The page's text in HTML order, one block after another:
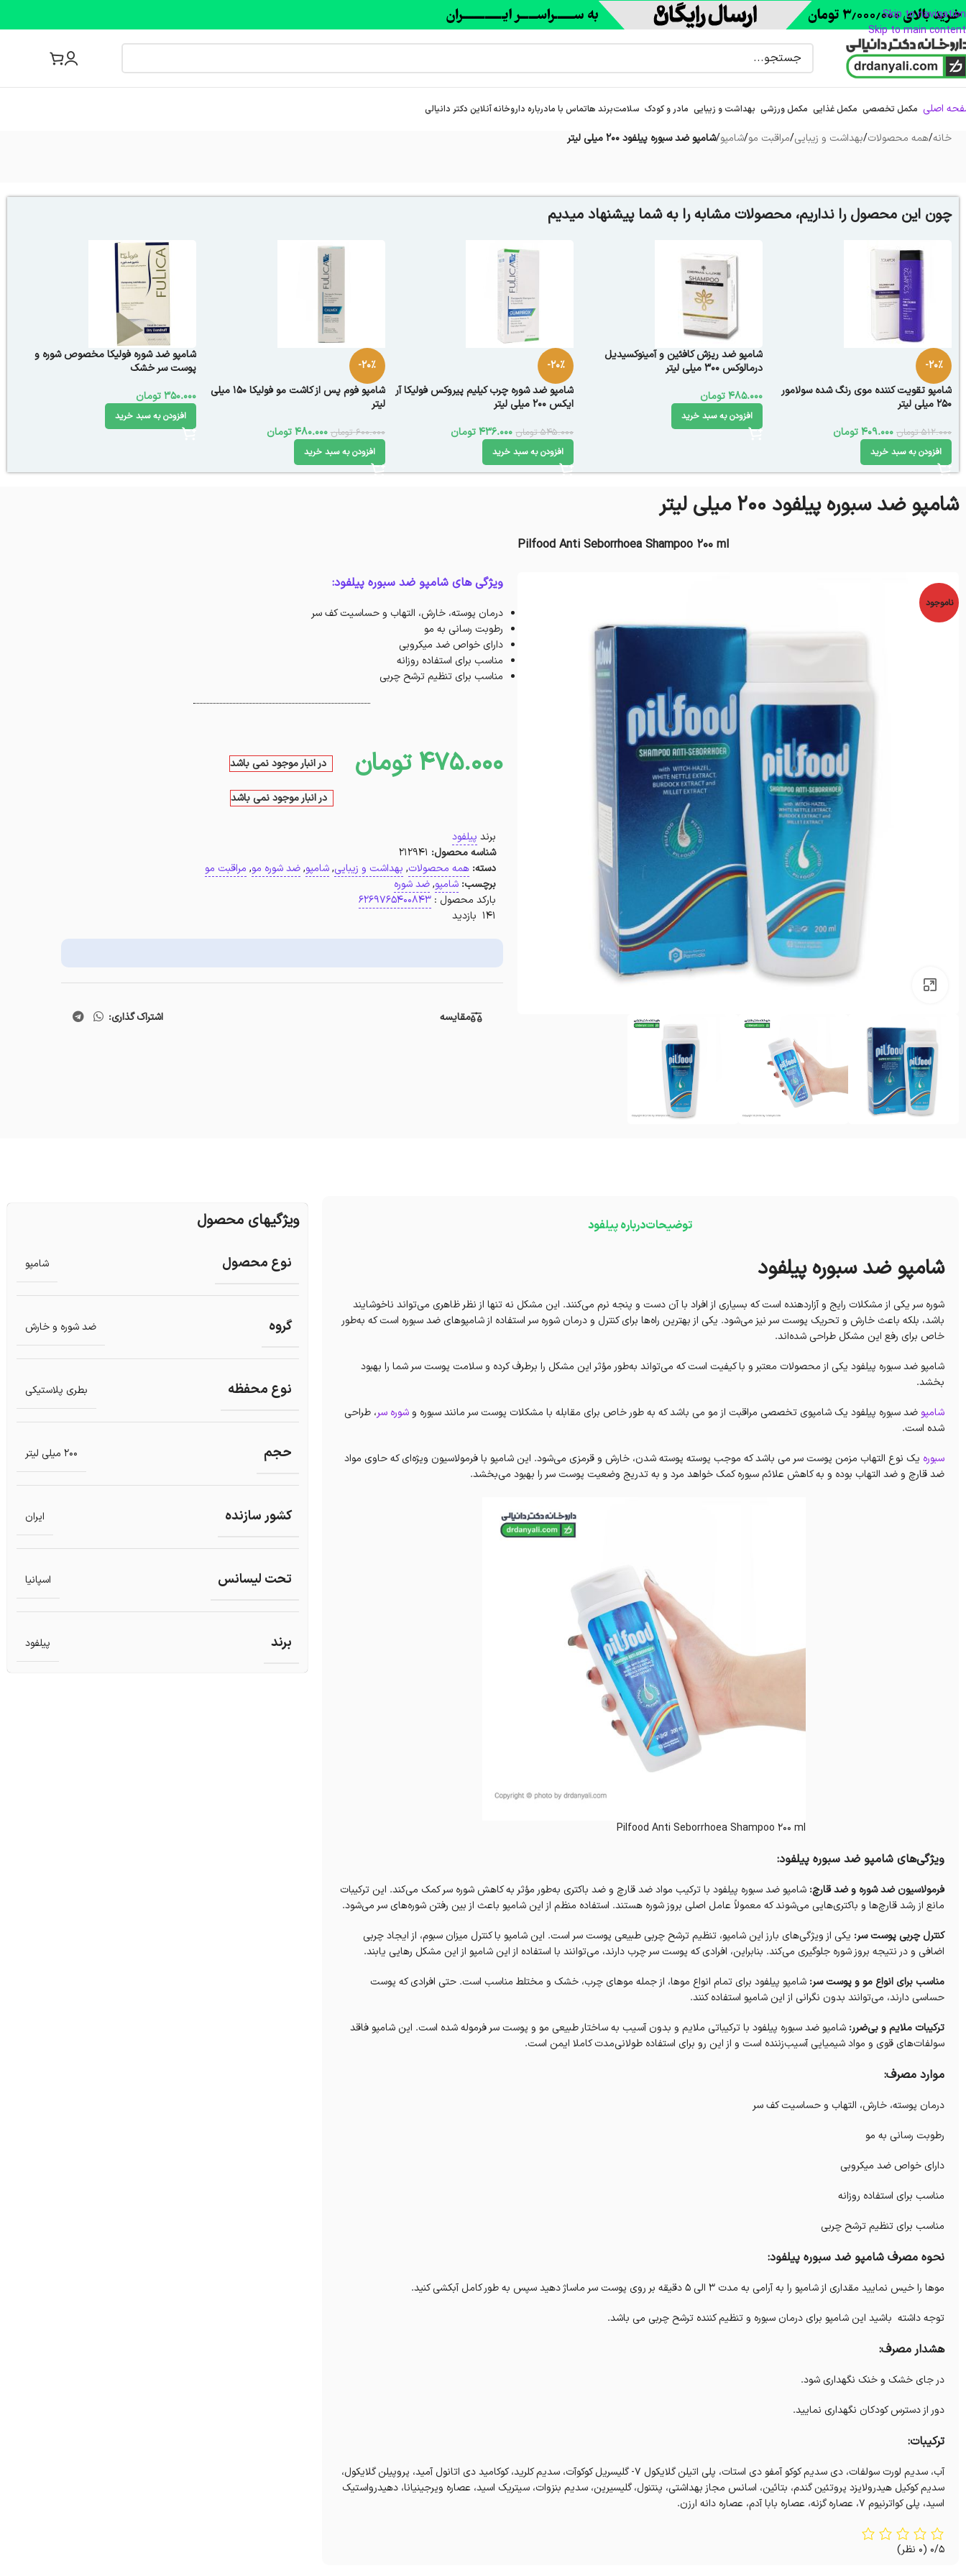
Skip to navigation
Skip to main content
اصلی مکمل تخصصی مکمل غذایی مکمل ورزشی بهداشت و زیبایی مادر و کودک سلامتبرند هاتماس با مادرباره‌ داروخانه آنلاین دکتر دانیالی
خانه/همه محصولات/بهداشت و زیبایی/مراقبت مو/شامپو/شامپو ضد سبوره پیلفود 200 میلی لیتر
چون این محصول را نداریم، محصولات مشابه را به شما پیشنهاد میدیم
-20%
شامپو تقویت کننده موی رنگ شده سولامور
250 میلی لیتر
512.000 تومان 409.000تومان
افزودن به سبد خرید
شامپو ضد ریزش کافئین و آمینوکسیدیل
درمالوکس 300 میلی‌ لیتر
485.000 تومان
افزودن به سبد خرید
-20%
شامپو ضد شوره چرب کیلیم پیروکس فولیکا آر
ایکس 200 میلی لیتر
545.000 تومان 436.000 تومان
افزودن به سبد خرید
-20%
شامپو فوم پس از کاشت مو فولیکا 150 میلی
لیتر
600.000 تومان 480.000 تومان
افزودن به سبد خرید
شامپو ضد شوره فولیکا مخصوص شوره و
پوست سر خشک
350.000تومان
افزودن به سبد خرید
شامپو ضد سبوره پیلفود 200 میلی لیتر
Pilfood Anti Seborrhoea Shampoo 200 ml
ناموجود
ویژگی های شامپو ضد سبوره پیلفود:
درمان پوسته، خارش، التهاب و حساسیت کف سر
رطوبت رسانی به مو
دارای خواص ضد میکروبی
مناسب برای استفاده روزانه
مناسب برای تنظیم ترشح چربی
475.000 تومان در انبار موجود نمی باشد
در انبار موجود نمی باشد
برند پیلفود
شناسه محصول: 212941
دسته: همه محصولات, بهداشت و زیبایی, شامپو, ضد شوره مو, مراقبت مو
برچسب: شامپو, ضد شوره
بارکد محصول :6269765400843
141 بازدید
مقایسه اشتراک گذاری:
توضیحاتدرباره پیلفود
شامپو ضد سبوره پیلفود
شوره سر یکی از مشکلات رایج و آزاردهنده است که بسیاری از افراد با آن دست و پنجه نرم می‌کنند. این مشکل نه تنها از نظر ظاهری می‌تواند ناخوشایند
باشد، بلکه باعث خارش و تحریک پوست سر نیز می‌شود. یکی از بهترین راه‌ها برای کنترل و درمان شوره سر استفاده از شامپوهای ضد سبوره است که به‌طور
خاص برای رفع این مشکل طراحی شده‌اند.
شامپو ضد سبوره پیلفود یکی از محصولات معتبر و با کیفیت است که می‌تواند به‌طور مؤثر این مشکل را برطرف کرده و سلامت پوست سر شما را بهبود
بخشد.
شامپو ضد سبوره پیلفود یک شامپوی تخصصی مراقبت از مو می باشد که به طور خاص برای مقابله با مشکلات پوست سر مانند سبوره وشوره سر، طراحی
شده است.
سبوره یک نوع التهاب مزمن پوست سر می باشد که موجب پوسته پوسته شدن، خارش و قرمزی می‌شود. این شامپو با فرمولاسیون ویژه‌ای که حاوی مواد
ضد قارچ و ضد التهاب بوده و به کاهش علائم سبوره کمک خواهد مرد و به تدریج وضعیت پوست سر را بهبود می‌بخشد.
Pilfood Anti Seborrhoea Shampoo 200 ml
ویژگی‌های شامپو ضد سبوره پیلفود:
فرمولاسیون ضد شوره و ضد قارچ: شامپو ضد سبوره پیلفود با ترکیب مواد ضد قارچ و ضد باکتری به‌طور مؤثر به کاهش شوره سر کمک می‌کند. این ترکیبات
مانع از رشد قارچ‌ها و باکتری‌هایی می‌شوند که معمولاً عامل اصلی بروز شوره هستند. استفاده منظم از این شامپو باعث از بین رفتن شوره‌های سر می‌شود.
کنترل چربی پوست سر: یکی از ویژگی‌های بارز این شامپو، تنظیم ترشح چربی طبیعی پوست سر است. این شامپو با کنترل میزان سبوم، از ایجاد چربی
اضافی و در نتیجه بروز شوره جلوگیری می‌کند. بنابراین، افرادی که پوست سر چرب دارند، می‌توانند با استفاده از این شامپو از این مشکل رهایی یابند.
مناسب برای انواع مو و پوست سر: شامپو پیلفود برای تمام انواع موها، از جمله موهای چرب، خشک و مختلط مناسب است. حتی افرادی که پوست
حساسی دارند، می‌توانند بدون نگرانی از این شامپو استفاده کنند.
ترکیبات ملایم و بی‌ضرر: شامپو ضد سبوره پیلفود با ترکیباتی ملایم و بدون آسیب به ساختار طبیعی مو و پوست سر فرموله شده است. این شامپو فاقد
سولفات‌های قوی و مواد شیمیایی آسیب‌زننده است و از این رو برای استفاده طولانی‌مدت کاملا ایمن است.
موارد مصرف:
درمان پوسته، خارش، التهاب و حساسیت کف سر
رطوبت رسانی به مو
دارای خواص ضد میکروبی
مناسب برای استفاده روزانه
مناسب برای تنظیم ترشح چربی
نحوه مصرف شامپو ضد سبوره پیلفود:
موها را خیس نمایید مقداری از شامپو را به آرامی به مدت ۳ الی ۵ دقیقه بر روی پوست سر ماساژ دهید سپس به طور کامل آبکشی کنید.
توجه داشته باشید این شامپو برای درمان سبوره و تنظیم کننده ترشح چربی می باشد.
هشدار مصرف:
در جای خشک و خنک نگهداری شود.
دور از دسترس کودکان نگهداری نمایید.
ترکیبات:
آب، سدیم لورت سولفات، دی سدیم کوکو آمفو دی استات، پلی اتیلن گلایکول ۷- گلیسریل کوکوآت، سدیم کلرید، کوکامید دی اتانول آمید، پروپیلن گلایکول،
سدیم کوکیل هیدرولایزد پروتئین گندم، بتائین، اسانس مجاز بهداشتی، پنتنول، گلیسیرین، سدیم بنزوات، سیتریک اسید، عصاره ویرجینیانا، دهیدرواستیک
اسید، پلی کواترنیوم ۷، عصاره گزنه، عصاره بابا آدم، عصاره دانه ارزن.
0/5 (0 نظر)
ویژگیهای محصول
نوع محصول شامپو
گروه ضد شوره و خارش
نوع محفظه بطری پلاستیکی
حجم 200 میلی لیتر
کشور سازنده ایران
تحت لیسانس اسپانیا
برند پیلفود